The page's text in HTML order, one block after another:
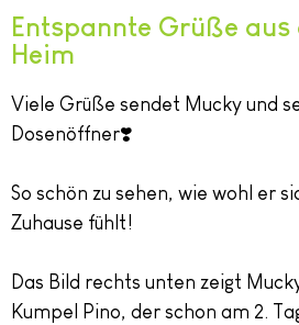
Entspannte Grüße aus
Heim
Viele Grüße sendet Mucky und
Dosenöffner❣️
So schön zu sehen, wie wohl er
Zuhause fühlt!
Das Bild rechts unten zeigt
Kumpel Pino, der schon am 2.